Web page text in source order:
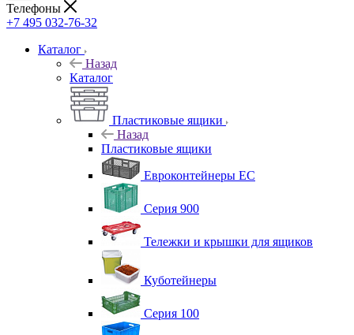
Телефоны
+7 495 032-76-32
Каталог
Назад
Каталог
Пластиковые ящики
Назад
Пластиковые ящики
Евроконтейнеры ЕС
Серия 900
Тележки и крышки для ящиков
Куботейнеры
Серия 100